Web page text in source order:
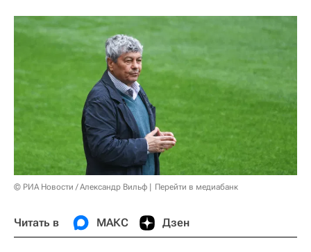
© РИА Новости / Александр Вильф Перейти в медиабанк
Читать в МАКС Дзен